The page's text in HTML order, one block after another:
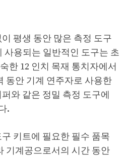
평생 동안 많은 측정 도구
사용되는 일반적인 도구는 초
한 12 인치 목재 통치자에서
동안 기계 연주자로 사용한
와 같은 정밀 측정 도구에
.
키트에 필요한 필수 품목
기계공으로서의 시간 동안